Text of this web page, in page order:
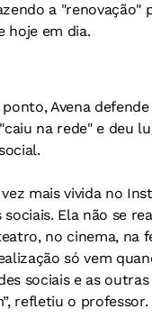
a "renovação"
hoje em dia.
Avena defende
na rede" e deu
vez mais vivida no
sociais. Ela não se
no cinema, na
só vem
sociais e as
refletiu o professor.